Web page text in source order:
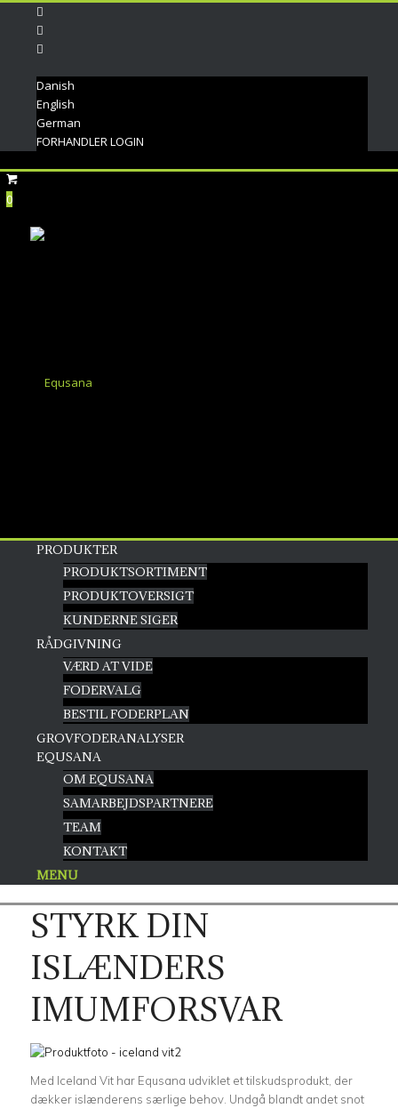
Danish
English
German
FORHANDLER LOGIN
0
PRODUKTER
PRODUKTSORTIMENT
PRODUKTOVERSIGT
KUNDERNE SIGER
RÅDGIVNING
VÆRD AT VIDE
FODERVALG
BESTIL FODERPLAN
GROVFODERANALYSER
EQUSANA
OM EQUSANA
SAMARBEJDSPARTNERE
TEAM
KONTAKT
MENU
STYRK DIN
ISLÆNDERS
IMUMFORSVAR
Med Iceland Vit har Equsana udviklet et tilskudsprodukt, der
dækker islænderens særlige behov. Undgå blandt andet snot